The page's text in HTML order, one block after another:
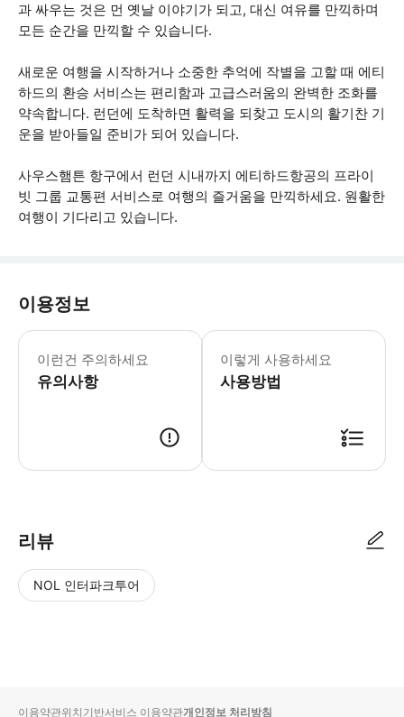
과 싸우는 것은 먼 옛날 이야기가 되고, 대신 여유를 만끽하며
모든 순간을 만끽할 수 있습니다.
새로운 여행을 시작하거나 소중한 추억에 작별을 고할 때 에티
하드의 환승 서비스는 편리함과 고급스러움의 완벽한 조화를
약속합니다. 런던에 도착하면 활력을 되찾고 도시의 활기찬 기
운을 받아들일 준비가 되어 있습니다.
사우스햄튼 항구에서 런던 시내까지 에티하드항공의 프라이
빗 그룹 교통편 서비스로 여행의 즐거움을 만끽하세요. 원활한
여행이 기다리고 있습니다.
이용정보
이런건 주의하세요
유의사항
전체 픽업, 드롭 위치를 알려주세요.
이렇게 사용하세요
사용방법
리뷰
NOL 인터파크투어
순
상
이용약관위치기반서비스 이용약관개인정보 처리방침